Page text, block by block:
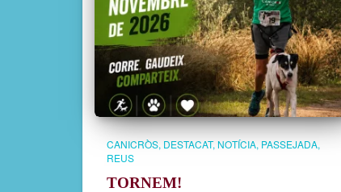
CANICRÒS DESTACAT NOTÍCIA PASSEJADA
REUS
TORNEM!